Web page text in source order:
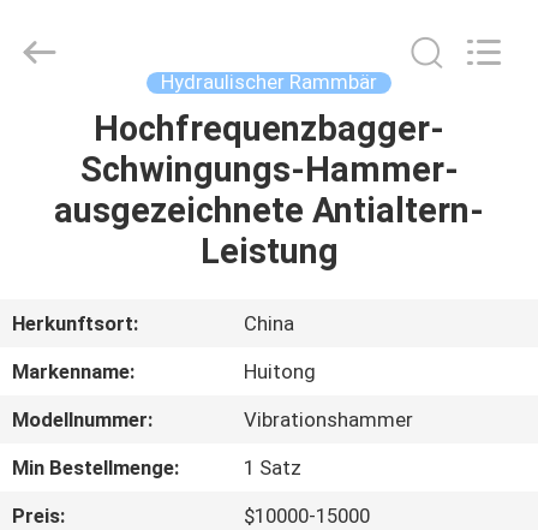
HAUSE
VR-
SHOW
ÜBER
UNS
Hydraulischer Rammbär
Hochfrequenzbagger-
Schwingungs-Hammer-
ausgezeichnete Antialtern-
Leistung
Herkunftsort:
China
Markenname:
Huitong
Modellnummer:
Vibrationshammer
Min Bestellmenge:
1 Satz
Preis:
$10000-15000